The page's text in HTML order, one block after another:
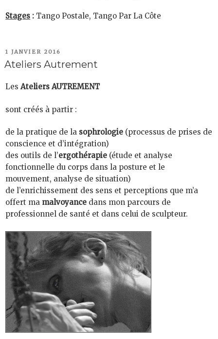
Stages : Tango Postale, Tango Par La Côte
PUBLIÉ
LE
1 JANVIER 2016
Ateliers Autrement
Les Ateliers AUTREMENT
sont créés à partir :
de la pratique de la sophrologie (processus de prises de
conscience et d’intégration)
des outils de l’ergothérapie (étude et analyse
fonctionnelle du corps dans la posture et le
mouvement, analyse de situation)
de l’enrichissement des sens et perceptions que m’a
offert ma malvoyance dans mon parcours de
professionnel de santé et dans celui de sculpteur.